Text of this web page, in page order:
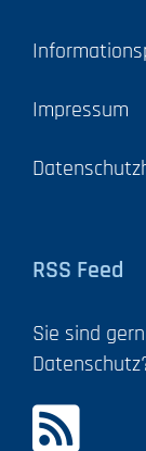
Impressum
RSS Feed
Sie sind